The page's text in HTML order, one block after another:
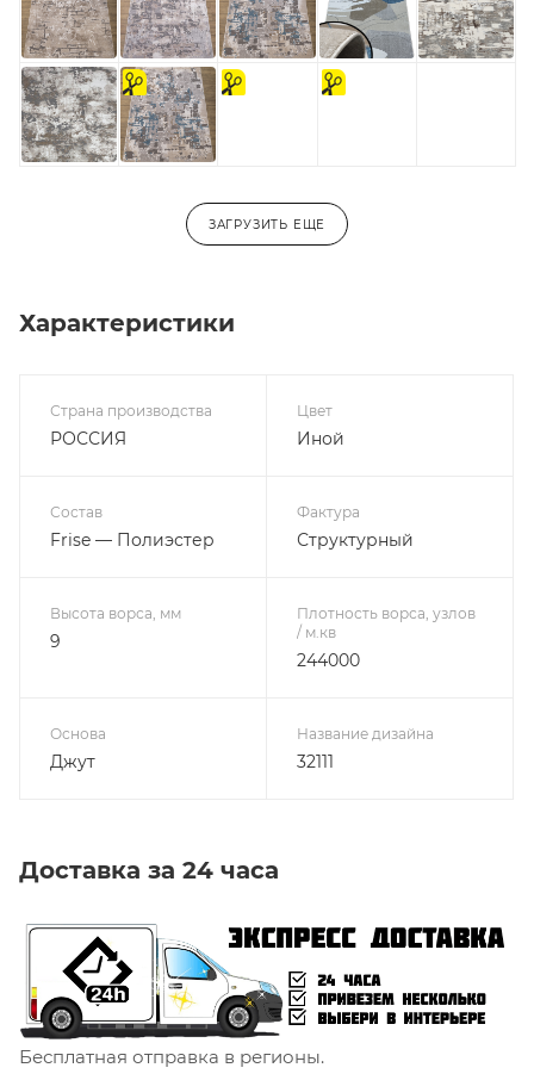
на
отрез
На
отрез
на
отрез
ЗАГРУЗИТЬ ЕЩЕ
Характеристики
Страна производства
РОССИЯ
Цвет
Иной
Состав
Frise — Полиэстер
Фактура
Структурный
Высота ворса, мм
9
Плотность ворса, узлов
/ м.кв
244000
Основа
Джут
Название дизайна
32111
Доставка за 24 часа
Бесплатная отправка в регионы.